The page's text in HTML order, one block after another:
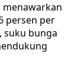
persen per
suku bunga